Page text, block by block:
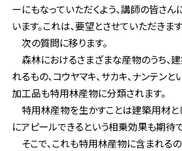
ーにもなっていただくよう、講師の皆さ
います。これは、要望とさせていただきます
次の質問に移ります。
森林におけるさまざまな産物のうち、
れるもの、コウヤマキ、サカキ、ナンテン
加工品も特用林産物に分類されます。
特用林産物を生かすことは建築用材と
にアピールできるという相乗効果も期待
そこで、これも特用林産物に含まれる